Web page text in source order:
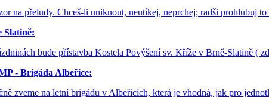
na přeludy. Chceš-li uniknout, neutíkej, neprchej; radši prohlubuj
Slatině:
bude přístavba Kostela Povýšení sv. Kříže v Brně-Slatině (
- Brigáda Albeřice:
zveme na letní brigádu v Albeřicích, která je vhodná, jak pro